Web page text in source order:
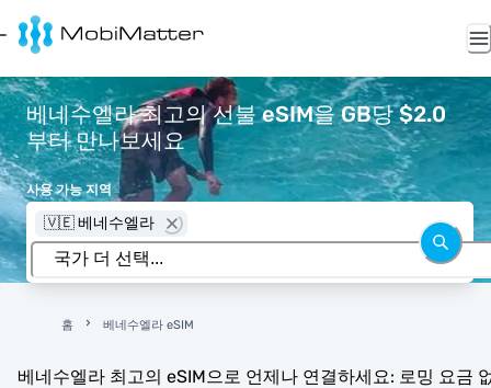
베네수엘라 최고의 선불 eSIM을 GB당 $2.0
부터 만나보세요
사용 가능 지역
🇻🇪 베네수엘라
홈 베네수엘라 eSIM
베네수엘라 최고의 eSIM으로 언제나 연결하세요: 로밍 요금